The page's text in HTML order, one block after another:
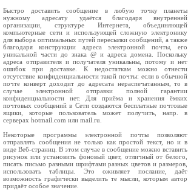
Быстро доставить сообщение в любую точку планеты
нужному адресату удаётся благодаря внутренней
организации, структуре Интернета, объединяющей
компьютерные сети и использующей сложную электронику
для выбора оптимальных путей пересылки сообщений, а также
благодаря конструкции адреса электронной почты, его
уникальной части до знака @ и адреса домена. Поскольку
адреса отправителя и получателя уникальны, потому и нет
ошибок при доставке. К недостаткам можно отнести
отсутствие конфиденциальности такой почты: если в обычной
почте конверт доходит до адресата нераспечатанным, то в
случае электронной отправки полной гарантии
конфиденциальности нет. Для приёма и хранения ёмких
почтовых сообщений в Сети создаются бесплатные почтовые
ящики, которые пользователь может получить, напр. в
серверах hotmail.com или mail.ru.
Некоторые программы электронной почты позволяют
отправлять сообщения не только как простой текст, но и в
виде Веб-страниц. В этом случае в сообщение можно вставить
рисунок или установить фоновый цвет, отличный от белого,
писать письмо разными шрифтами разных цветов и размеров,
использовать таблицы. Это оживляет послание, даёт
возможность графически выделить те мысли, которым автор
придаёт особое значение.